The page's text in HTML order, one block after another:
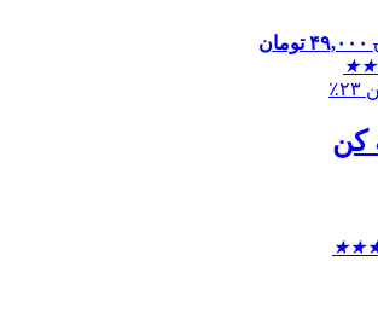
۴۹,۰۰۰ تومان
★
★
٪۲۳
کن
★
★